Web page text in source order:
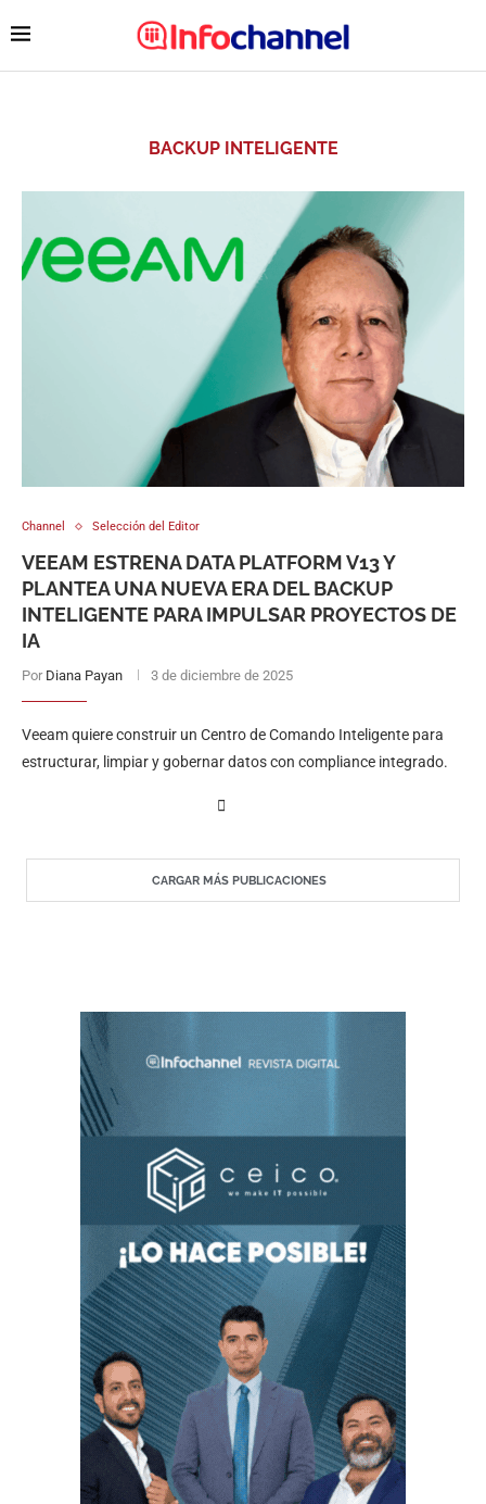
BACKUP INTELIGENTE
Channel Selección del Editor
VEEAM ESTRENA DATA PLATFORM V13 Y
PLANTEA UNA NUEVA ERA DEL BACKUP
INTELIGENTE PARA IMPULSAR PROYECTOS DE
IA
Por Diana Payan 3 de diciembre de 2025
Veeam quiere construir un Centro de Comando Inteligente para
estructurar, limpiar y gobernar datos con compliance integrado.
CARGAR MÁS PUBLICACIONES